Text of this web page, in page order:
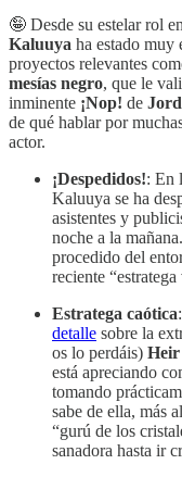
🤪 Desde su estelar rol
Kaluuya ha estado muy
proyectos relevantes
mesías negro, que le
inminente ¡Nop! de
de qué hablar por
actor.
¡Despedidos!: En
Kaluuya se ha
asistentes y
noche a la
procedido del
reciente
Estratega caótica:
detalle sobre la
os lo perdáis) Heir
está apreciando
tomando
sabe de ella, más
“gurú de los
sanadora hasta ir